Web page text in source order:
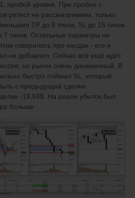
пробой уровня. При пробое с
ретест не рассматриваем, только
TP до 8 тиков, SL до 15 тиков
7 тиков. Остальные парметры не
говорилось про насдак - его я
не добавлял. Сейчас всё ещё идёт
но рынок очень динамичный. В
быстро поймал SL, который
с предыдущей сделки.
-19,59$. На реале убыток был
больше